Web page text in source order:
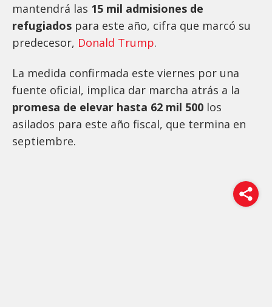
mantendrá las 15 mil admisiones de
refugiados para este año, cifra que marcó su
predecesor, Donald Trump.
La medida confirmada este viernes por una
fuente oficial, implica dar marcha atrás a la
promesa de elevar hasta 62 mil 500 los
asilados para este año fiscal, que termina en
septiembre.